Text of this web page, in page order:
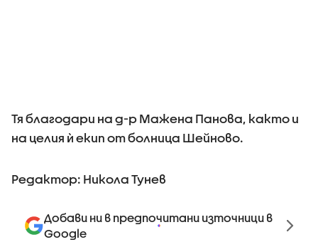
Тя благодари на д-р Мажена Панова, както и
на целия ѝ екип от болница Шейново.
Редактор: Никола Тунев
Добави ни в предпочитани източници в
Google